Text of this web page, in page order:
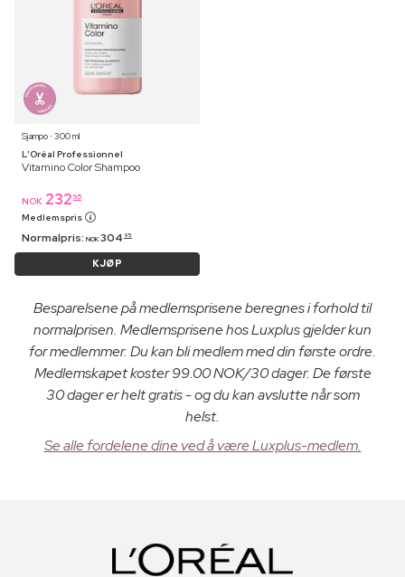
Sjampo ⋅ 300 ml
L'Oréal Professionnel
Vitamino Color Shampoo
NOK 232 95
Medlemspris
Normalpris: NOK 304 95
KJØP
Besparelsene på medlemsprisene beregnes i forhold til
normalprisen. Medlemsprisene hos Luxplus gjelder kun
for medlemmer. Du kan bli medlem med din første ordre.
Medlemskapet koster 99.00 NOK/30 dager. De første
30 dager er helt gratis - og du kan avslutte når som
helst.
Se alle fordelene dine ved å være Luxplus-medlem.